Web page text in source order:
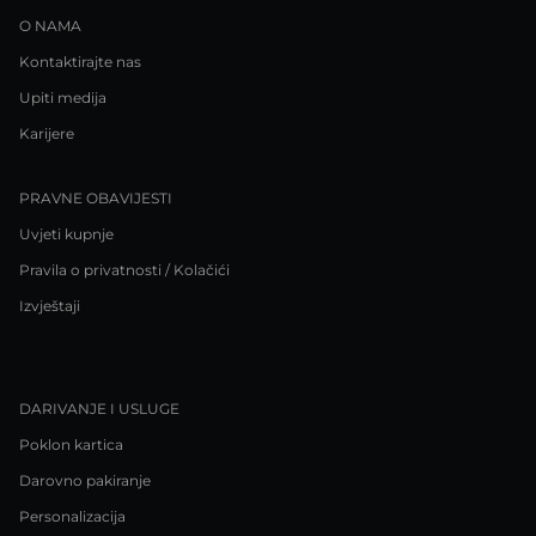
O NAMA
Kontaktirajte nas
Upiti medija
Karijere
PRAVNE OBAVIJESTI
Uvjeti kupnje
Pravila o privatnosti / Kolačići
Izvještaji
DARIVANJE I USLUGE
Poklon kartica
Darovno pakiranje
Personalizacija